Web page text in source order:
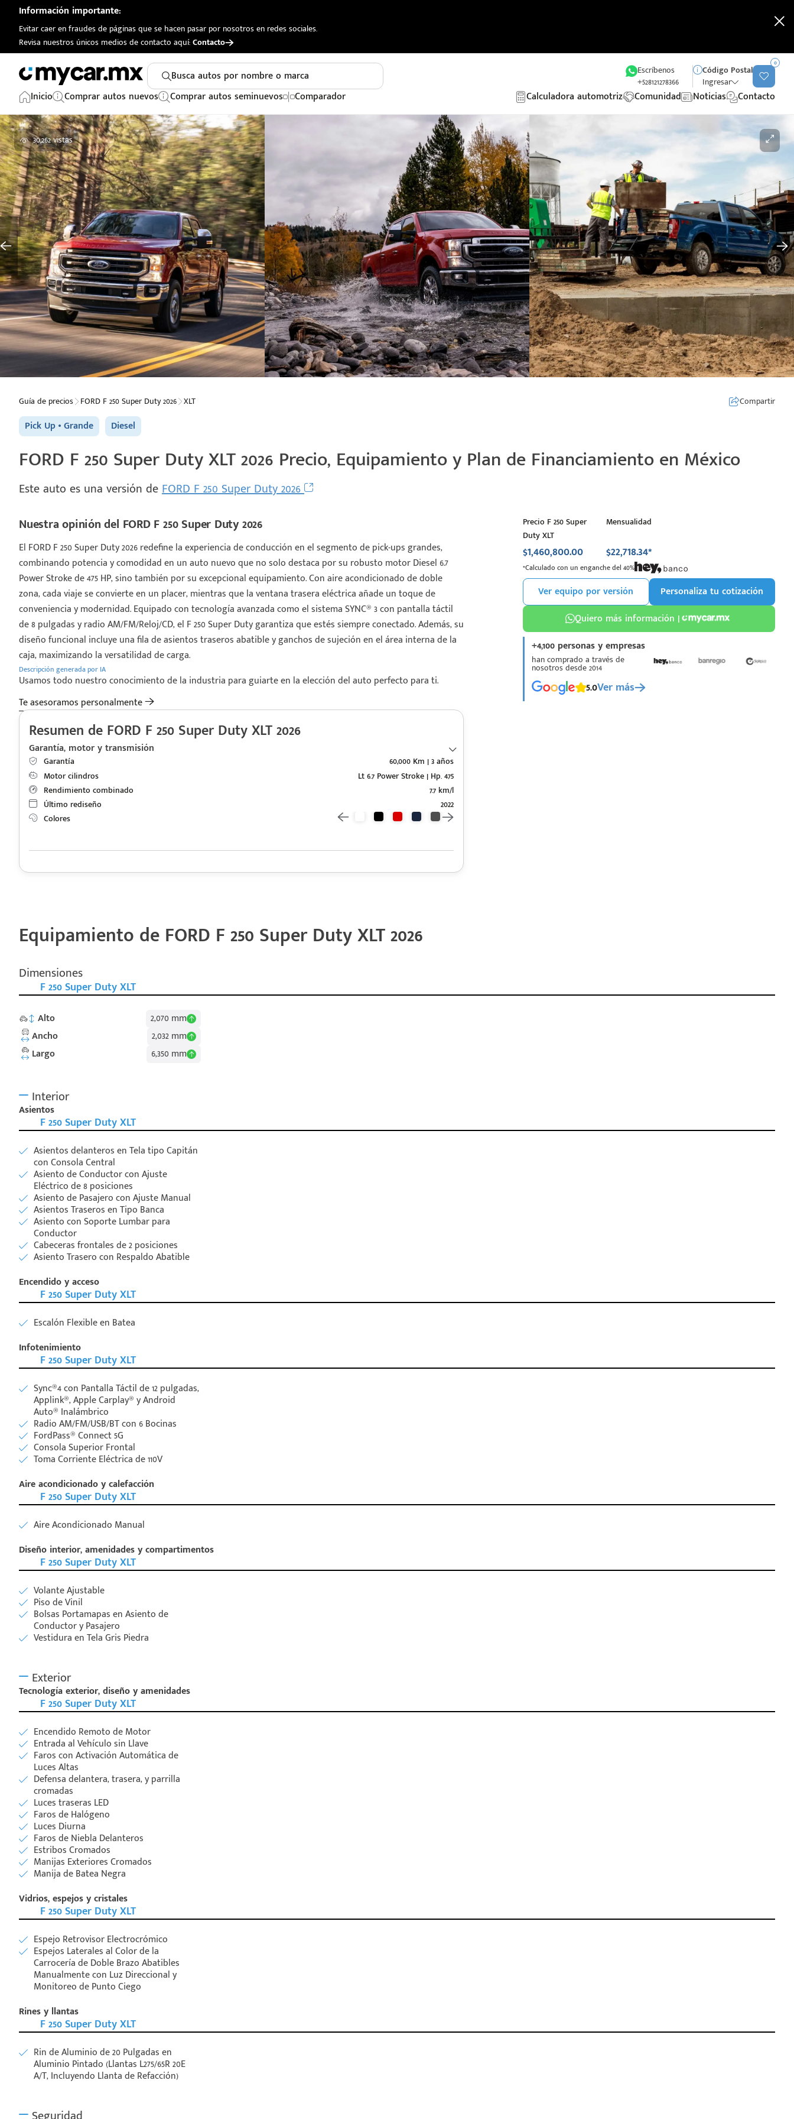
Información importante:
Evitar caer en fraudes de páginas que se hacen pasar por nosotros en redes sociales.
Revisa nuestros únicos medios de contacto aquí:Contacto
Busca autos por nombre o marca
Escríbenos
+528121278366
Código Postal
Ingresar
0
Inicio Comprar autos nuevos Comprar autos seminuevos Comparador Calculadora automotriz Comunidad Noticias Contacto
30,262 vistas
Guía de precios FORD F 250 Super Duty 2026 XLT Compartir
Pick Up Grande Diesel
FORD F 250 Super Duty XLT 2026 Precio, Equipamiento y Plan de Financiamiento en México
Este auto es una versión deFORD F 250 Super Duty 2026
Nuestra opinión del FORD F 250 Super Duty 2026
El FORD F 250 Super Duty 2026 redefine la experiencia de conducción en el segmento de pick-ups grandes,
combinando potencia y comodidad en un auto nuevo que no solo destaca por su robusto motor Diesel 6.7
Power Stroke de 475 HP, sino también por su excepcional equipamiento. Con aire acondicionado de doble
zona, cada viaje se convierte en un placer, mientras que la ventana trasera eléctrica añade un toque de
conveniencia y modernidad. Equipado con tecnología avanzada como el sistema SYNC® 3 con pantalla táctil
de 8 pulgadas y radio AM/FM/Reloj/CD, el F 250 Super Duty garantiza que estés siempre conectado. Además, su
diseño funcional incluye una fila de asientos traseros abatible y ganchos de sujeción en el área interna de la
caja, maximizando la versatilidad de carga.
Descripción generada por IA
Usamos todo nuestro conocimiento de la industria para guiarte en la elección del auto perfecto para ti.
Te asesoramos personalmente
Resumen de FORD F 250 Super Duty XLT 2026
Garantía, motor y transmisión
Garantía
60,000 Km | 3 años
Motor cilindros
Lt 6.7 Power Stroke | Hp. 475
Rendimiento combinado
7.7 km/l
Último rediseño
2022
Colores
Precio F 250 Super
Duty XLT
$1,460,800.00
Mensualidad
$22,718.34*
*Calculado con un enganche del 40%
Ver equipo por versión
Personaliza tu cotización
Quiero más información |
+4,100 personas y empresas
han comprado a través de
nosotros desde 2014
5.0Ver más
Equipamiento de FORD F 250 Super Duty XLT 2026
Dimensiones
F 250 Super Duty XLT
Alto
2,070 mm
Ancho
2,032 mm
Largo
6,350 mm
Interior
Asientos
F 250 Super Duty XLT
Asientos delanteros en Tela tipo Capitán
con Consola Central
Asiento de Conductor con Ajuste
Eléctrico de 8 posiciones
Asiento de Pasajero con Ajuste Manual
Asientos Traseros en Tipo Banca
Asiento con Soporte Lumbar para
Conductor
Cabeceras frontales de 2 posiciones
Asiento Trasero con Respaldo Abatible
Encendido y acceso
F 250 Super Duty XLT
Escalón Flexible en Batea
Infotenimiento
F 250 Super Duty XLT
Sync®4 con Pantalla Táctil de 12 pulgadas,
Applink®, Apple Carplay® y Android
Auto® Inalámbrico
Radio AM/FM/USB/BT con 6 Bocinas
FordPass® Connect 5G
Consola Superior Frontal
Toma Corriente Eléctrica de 110V
Aire acondicionado y calefacción
F 250 Super Duty XLT
Aire Acondicionado Manual
Diseño interior, amenidades y compartimentos
F 250 Super Duty XLT
Volante Ajustable
Piso de Vinil
Bolsas Portamapas en Asiento de
Conductor y Pasajero
Vestidura en Tela Gris Piedra
Exterior
Tecnología exterior, diseño y amenidades
F 250 Super Duty XLT
Encendido Remoto de Motor
Entrada al Vehículo sin Llave
Faros con Activación Automática de
Luces Altas
Defensa delantera, trasera, y parrilla
cromadas
Luces traseras LED
Faros de Halógeno
Luces Diurna
Faros de Niebla Delanteros
Estribos Cromados
Manijas Exteriores Cromados
Manija de Batea Negra
Vidrios, espejos y cristales
F 250 Super Duty XLT
Espejo Retrovisor Electrocrómico
Espejos Laterales al Color de la
Carrocería de Doble Brazo Abatibles
Manualmente con Luz Direccional y
Monitoreo de Punto Ciego
Rines y llantas
F 250 Super Duty XLT
Rin de Aluminio de 20 Pulgadas en
Aluminio Pintado (Llantas L275/65R 20E
A/T, Incluyendo Llanta de Refacción)